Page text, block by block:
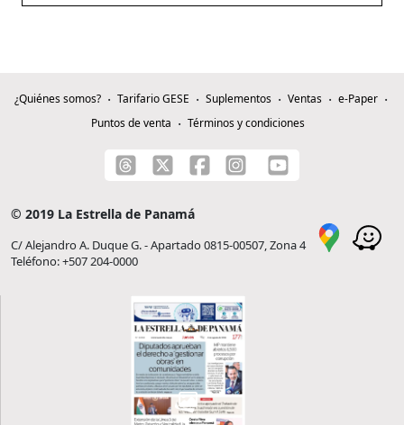
¿Quiénes somos? Tarifario GESE Suplementos Ventas
e-Paper
Puntos de venta
Términos y condiciones
© 2019 La Estrella de Panamá
C/ Alejandro A. Duque G. - Apartado 0815-00507, Zona 4
Teléfono: +507 204-0000